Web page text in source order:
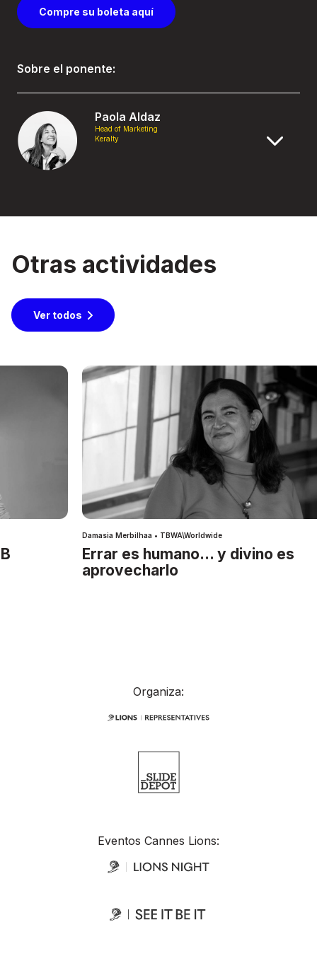
Compre su boleta aquí
Sobre el ponente:
Paola Aldaz
Head of Marketing
Keralty
Otras actividades
Ver todos
Damasia Merbilhaa • TBWA\Worldwide
Errar es humano… y divino es
aprovecharlo
Organiza:
Eventos Cannes Lions: